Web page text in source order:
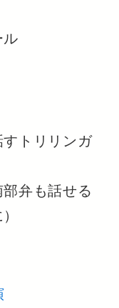
ル
すトリリンガ
弁も話せる